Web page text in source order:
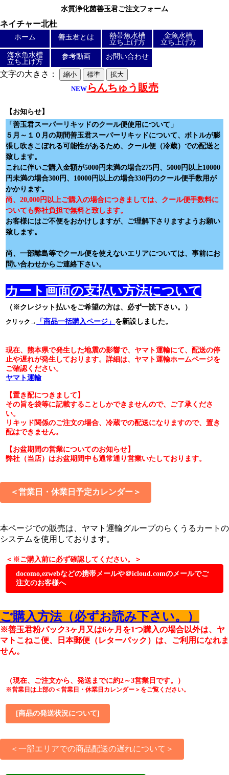
水質浄化菌善玉君ご注文フォーム
ネイチャー北杜
ホーム 善玉君とは
熱帯魚水槽
立ち上げ方
金魚水槽
立ち上げ方
海水魚水槽
立ち上げ方
参考動画 お問い合わせ
文字の大きさ：
NEWらんちゅう販売
「善玉君スーパーリキッドのクール便使用について」
５月～１０月の期間善玉君スーパーリキッドについて、ボトルが膨
張し吹きこぼれる可能性があるため、クール便（冷蔵）での配送と
致します。
これに伴いご購入金額が5000円未満の場合275円、5000円以上10000
円未満の場合300円、10000円以上の場合330円のクール便手数用が
かかります。
尚、20,000円以上ご購入の場合につきましては、クール便手数料に
ついても弊社負担で無料と致します。
お客様にはご不便をおかけしますが、ご理解下さりますようお願い
致します。
尚、一部離島等でクール便を使えないエリアについては、事前にお
問い合わせからご連絡下さい。
カート画面の支払い方法について
（※クレジット払いをご希望の方は、必ず一読下さい。）
クリック→ 「商品一括購入ページ」 を新設しました。
現在、熊本県で発生した地震の影響で、ヤマト運輸にて、配送の停
止や遅れが発生しております。詳細は、ヤマト運輸ホームページを
ご確認ください。
ヤマト運輸
【置き配につきまして】
その旨を袋等に記載することしかできませんので、ご了承くださ
い。
リキッド関係のご注文の場合、冷蔵での配送になりますので、置き
配はできません。
【お盆期間の営業についてのお知らせ】
弊社（当店）はお盆期間中も通常通り営業いたしております。
＜営業日・休業日予定カレンダー＞
本ページでの販売は、ヤマト運輸グループのらくうるカートの
システムを使用しております。
docomo,ezwebなどの携帯メールや＠icloud.comのメールでご
注文のお客様へ
っております。
パソコンからのメール受信またはgoldfish-shop.jp及び raku-uru.jp
のドメインを許可して頂きますようお願い致します。
設定方法docomo au SoftBank
icloud
設定が面倒な場合は、gmailなどのフリーメールをご使用下さい。
必ず迷惑メール等もご確認下さい。
※メールが届かない場合、発送が遅れますので
必ずご注文前にご確認下さい。
ご購入方法（必ずお読み下さい。）
※善玉君粉パック3ヶ月又は6ヶ月を1つ購入の場合以外は、ヤ
マトこねこ便、日本郵便（レターパック）は、ご利用になれま
せん。
（現在、ご注文から、発送までに約2～3営業日です。）
※営業日は上部の＜営業日・休業日カレンダー＞をご覧ください。
[商品の発送状況について]
当面は、当日注文の当日発送のお約束は出来ません。
※沖縄県など空輸便で
＜一部エリアでの商品配送の遅れについて＞